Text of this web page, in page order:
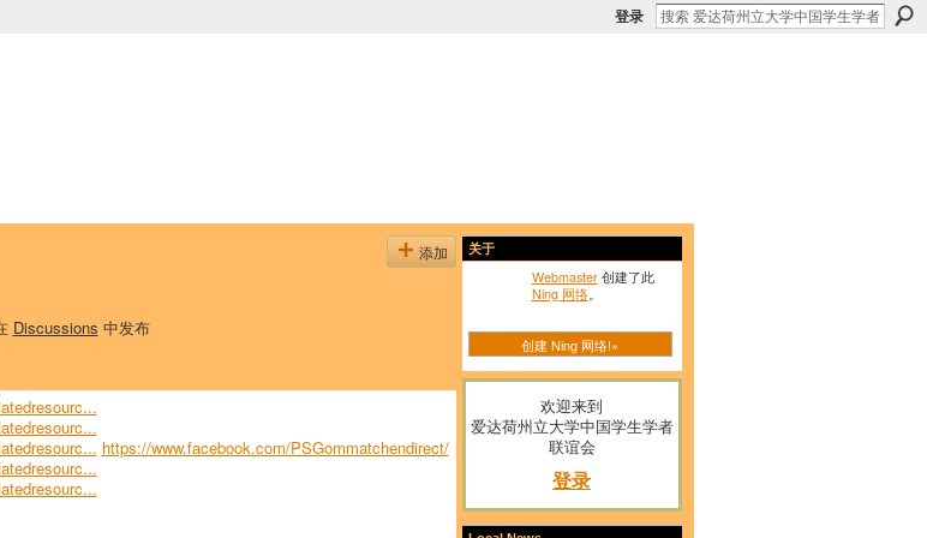
登录
添加
Discussions 中发布
https://www.facebook.com/PSGommatchendirect/
关于
Webmaster创建了此
Ning 网络。
创建 Ning 网络!»
欢迎来到
爱达荷州立大学中国学生学者
联谊会
登录